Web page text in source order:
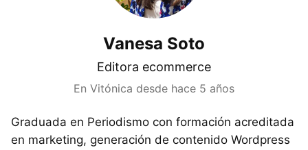
Vanesa Soto
Editora ecommerce
En Vitónica desde hace 5 años
Graduada en Periodismo con formación acreditada
en marketing, generación de contenido Wordpress